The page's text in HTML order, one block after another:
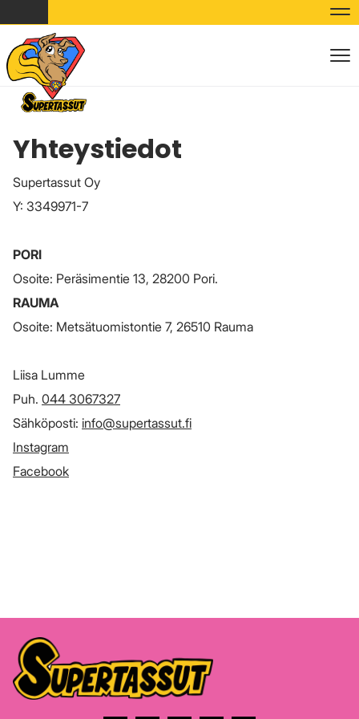
Yhteystiedot
Supertassut Oy
Y: 3349971-7
PORI
Osoite: Peräsimentie 13, 28200 Pori.
RAUMA
Osoite: Metsätuomistontie 7, 26510 Rauma
Liisa Lumme
Puh. 044 3067327
Sähköposti: info@supertassut.fi
Instagram
Facebook